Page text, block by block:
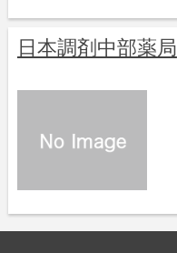
日本調剤中部薬局